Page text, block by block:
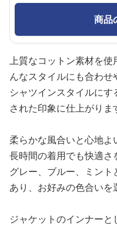
商品
上質なコットン素材を
んなスタイルにも合わせ
シャツインスタイルに
された印象に仕上がりま
柔らかな風合いと心地
長時間の着用でも快適さ
グレー、ブルー、ミン
あり、お好みの色合いを
ジャケットのインナー